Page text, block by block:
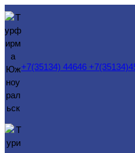
Перейти
+7(35134) 44646